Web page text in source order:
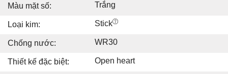
Màu mặt số: Trắng
Loại kim: Stick
Chống nước: WR30
Thiết kế đặc biệt: Open heart